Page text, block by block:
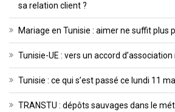
sa relation client ?
Mariage en Tunisie : aimer ne suffit plus
Tunisie-UE : vers un accord
Tunisie : ce qui s’est passé ce lundi 11
TRANSTU : dépôts sauvages dans le